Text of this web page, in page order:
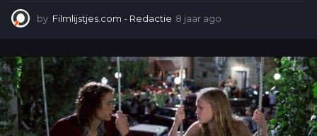
by Filmlijstjes.com - Redactie 8 jaar ago
a
r
a
g
o